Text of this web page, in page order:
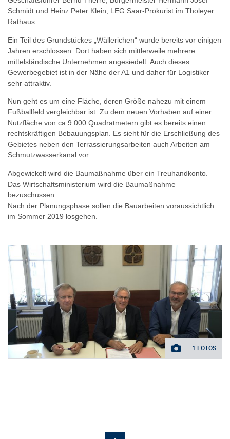
Schmidt und Heinz Peter Klein, LEG Saar-Prokurist im Tholeyer
Rathaus.
Ein Teil des Grundstückes „Wällerichen“ wurde bereits vor einigen
Jahren erschlossen. Dort haben sich mittlerweile mehrere
mittelständische Unternehmen angesiedelt. Auch dieses
Gewerbegebiet ist in der Nähe der A1 und daher für Logistiker
sehr attraktiv.
Nun geht es um eine Fläche, deren Größe nahezu mit einem
Fußballfeld vergleichbar ist. Zu dem neuen Vorhaben auf einer
Nutzfläche von ca 9.000 Quadratmetern gibt es bereits einen
rechtskräftigen Bebauungsplan. Es sieht für die Erschließung des
Gebietes neben den Terrassierungsarbeiten auch Arbeiten am
Schmutzwasserkanal vor.
Abgewickelt wird die Baumaßnahme über ein Treuhandkonto.
Das Wirtschaftsministerium wird die Baumaßnahme
bezuschussen.
Nach der Planungsphase sollen die Bauarbeiten voraussichtlich
im Sommer 2019 losgehen.
1 FOTOS